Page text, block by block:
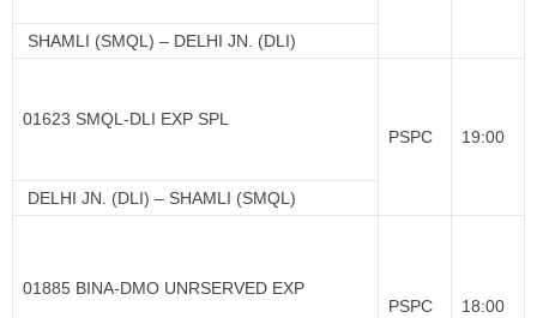
SHAMLI (SMQL) – DELHI JN. (DLI)
01623 SMQL-DLI EXP SPL
PSPC
19:00
DELHI JN. (DLI) – SHAMLI (SMQL)
01885 BINA-DMO UNRSERVED EXP
PSPC
18:00